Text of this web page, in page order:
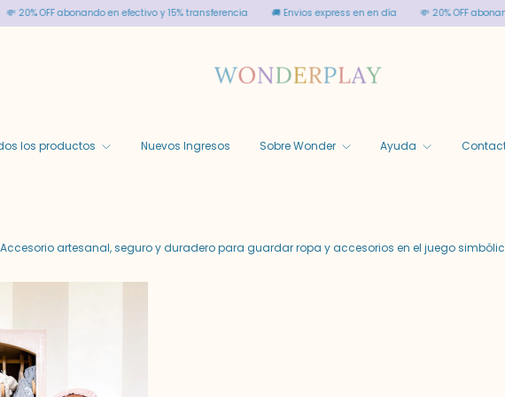
OFF abonando en efectivo y 15% transferencia 🚚 Envios express en en día 💸 20% OFF
los productos Nuevos Ingresos Sobre Wonder Ayuda
artesanal, seguro y duradero para guardar ropa y accesorios en el juego